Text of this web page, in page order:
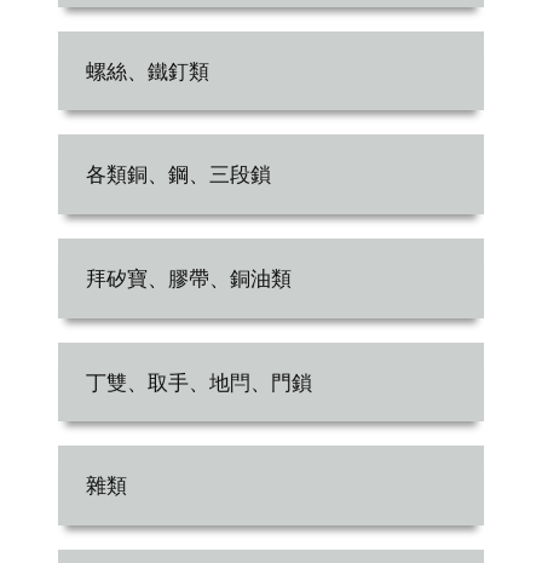
螺絲、鐵釘類
各類銅、鋼、三段鎖
拜矽寶、膠帶、銅油類
丁雙、取手、地閂、門鎖
雜類